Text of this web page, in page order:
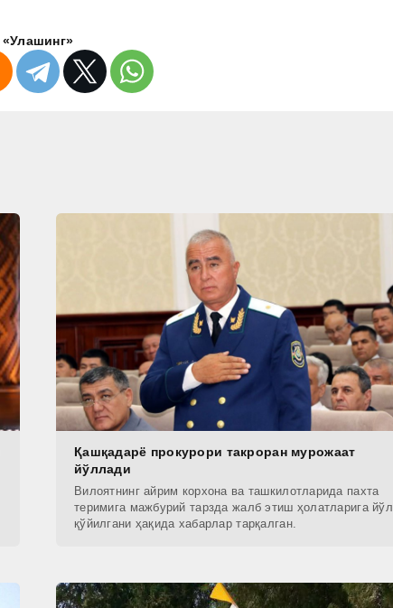
«Улашинг»
Қашқадарё прокурори такроран мурожаат
йўллади
Вилоятнинг айрим корхона ва ташкилотларида пахта
теримига мажбурий тарзда жалб этиш ҳолатларига йўл
қўйилгани ҳақида хабарлар тарқалган.